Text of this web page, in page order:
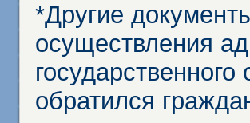
*Другие
осуществления
обратился